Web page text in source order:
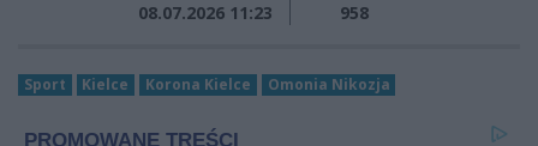
08.07.2026 11:23
958
Sport Kielce Korona Kielce Omonia Nikozja